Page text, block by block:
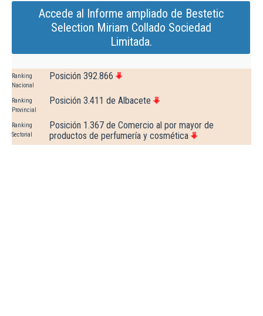
Accede al Informe ampliado de Bestetic
Selection Miriam Collado Sociedad
Limitada.
Ranking
Nacional
Posición 392.866
Ranking
Provincial
Posición 3.411 de Albacete
Ranking
Sectorial
Posición 1.367 de Comercio al por mayor de
productos de perfumería y cosmética